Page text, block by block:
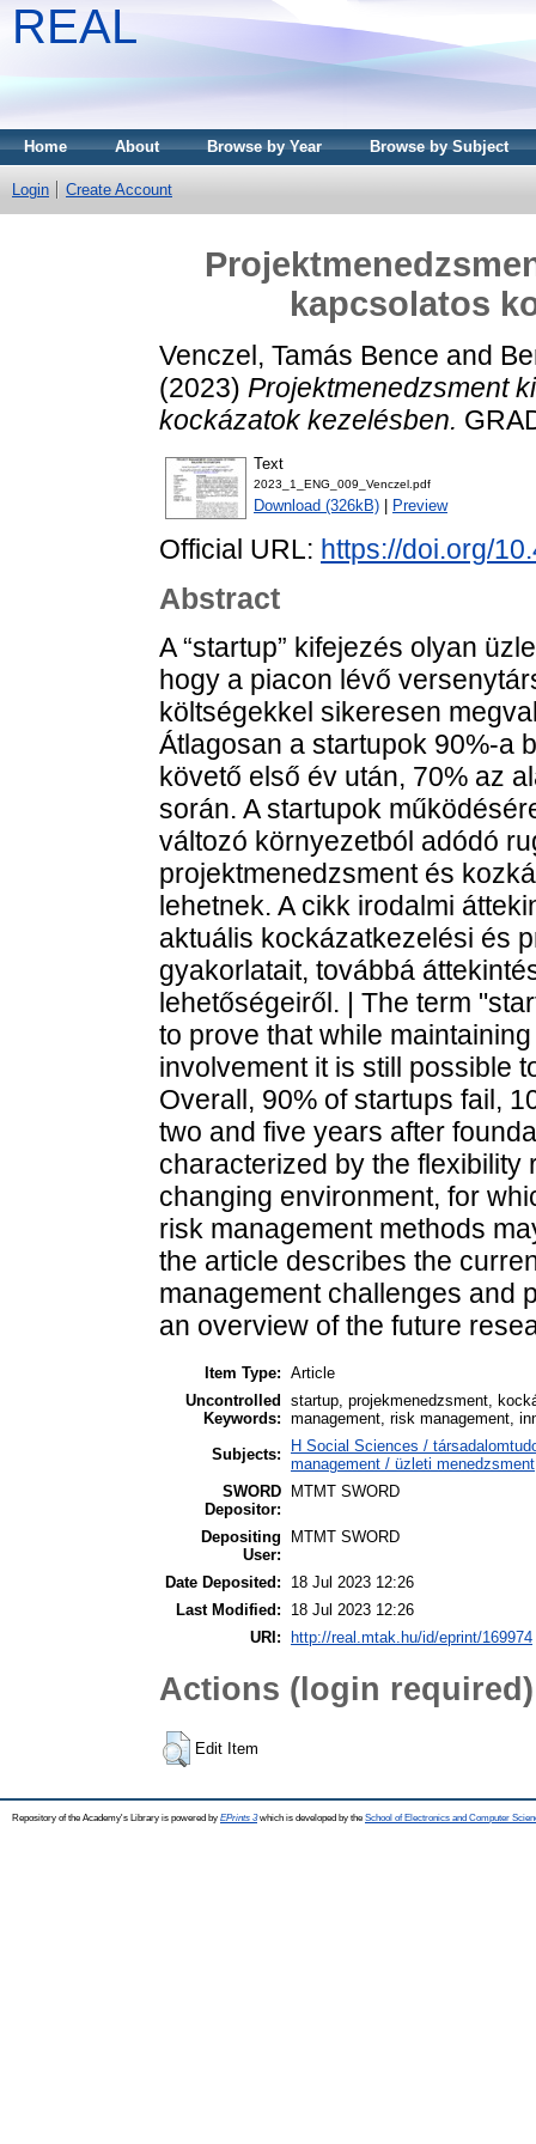
REAL
Home About Browse by Year Browse by Subject
Login Create Account
kapcsolatos
Venczel, Tamás Bence and
(2023) Projektmenedzsment
kockázatok kezelésben.
Text
2023_1_ENG_009_Venczel.pdf
Download (326kB) Preview
Official URL: https://doi.org/
Abstract
A “startup” kifejezés olyan
hogy a piacon lévő
költségekkel sikeresen
Átlagosan a startupok 90%-a
követő első év után, 70% az
során. A startupok
változó környezetból adódó
projektmenedzsment és
lehetnek. A cikk irodalmi
aktuális kockázatkezelési és
gyakorlatait, továbbá
lehetőségeiről. | The term
to prove that while
involvement it is still possible
Overall, 90% of startups fail,
two and five years after
characterized by the flexibility
changing environment, for
risk management methods
the article describes the
management challenges and
an overview of the future
Item Type: Article
Uncontrolled
Keywords:
startup, projekmenedzsment,
management, risk management,
Subjects:
H Social Sciences /
management / üzleti menedzsment
SWORD
Depositor:
MTMT SWORD
Depositing
User:
MTMT SWORD
Date Deposited:
18 Jul 2023 12:26
Last Modified:
18 Jul 2023 12:26
URI:
http://real.mtak.hu/id/eprint/169974
Actions (login required)
Edit Item
Repository of the Academy's Library is powered by EPrints 3which is developed by the School of Electronics and Computer